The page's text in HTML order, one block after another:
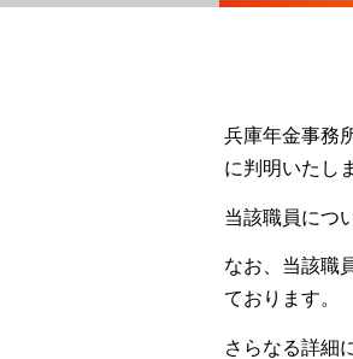
兵庫年金事務
に判明いたし
当該職員につ
なお、当該職
ております。
さらなる詳細